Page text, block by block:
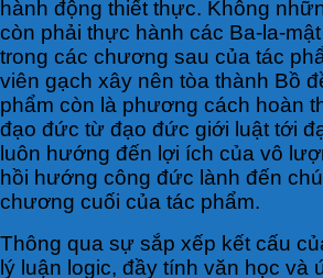
hành động thiết thực. Không
còn phải thực hành các Ba-la-
trong các chương sau của tác
viên gạch xây nên tòa thành Bồ
phẩm còn là phương cách hoàn
đạo đức từ đạo đức giới luật tới
luôn hướng đến lợi ích của vô
hồi hướng công đức lành đến
chương cuối của tác phẩm.
Thông qua sự sắp xếp kết cấu
lý luận logic, đầy tính văn học và